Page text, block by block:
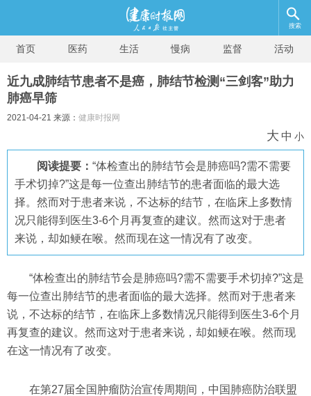
搜索
首页 医药 生活 慢病 监督 活动
近九成肺结节患者不是癌，肺结节检测“三剑客”助力
肺癌早筛
2021-04-21 来源： 健康时报网
大 中 小
阅读提要： “体检查出的肺结节会是肺癌吗?需不需要
手术切掉?”这是每一位查出肺结节的患者面临的最大选
择。然而对于患者来说，不达标的结节，在临床上多数情
况只能得到医生3-6个月再复查的建议。然而这对于患者
来说，却如鲠在喉。然而现在这一情况有了改变。
“体检查出的肺结节会是肺癌吗?需不需要手术切掉?”这是
每一位查出肺结节的患者面临的最大选择。然而对于患者来
说，不达标的结节，在临床上多数情况只能得到医生3-6个月
再复查的建议。然而这对于患者来说，却如鲠在喉。然而现
在这一情况有了改变。
在第27届全国肿瘤防治宣传周期间，中国肺癌防治联盟